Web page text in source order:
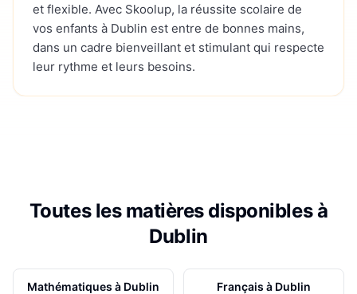
et flexible. Avec Skoolup, la réussite scolaire de
vos enfants à Dublin est entre de bonnes mains,
dans un cadre bienveillant et stimulant qui respecte
leur rythme et leurs besoins.
Toutes les matières disponibles à
Dublin
Mathématiques à Dublin Français à Dublin